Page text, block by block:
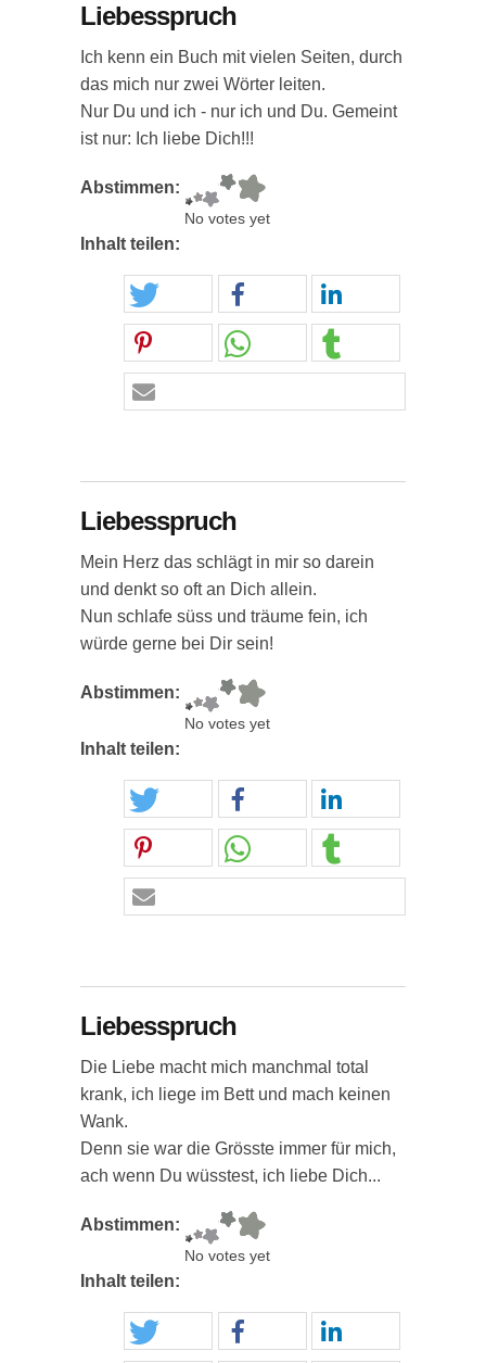
Liebesspruch
Ich kenn ein Buch mit vielen Seiten, durch
das mich nur zwei Wörter leiten.
Nur Du und ich - nur ich und Du. Gemeint
ist nur: Ich liebe Dich!!!
Abstimmen:
No votes yet
Inhalt teilen:
Liebesspruch
Mein Herz das schlägt in mir so darein
und denkt so oft an Dich allein.
Nun schlafe süss und träume fein, ich
würde gerne bei Dir sein!
Abstimmen:
No votes yet
Inhalt teilen:
Liebesspruch
Die Liebe macht mich manchmal total
krank, ich liege im Bett und mach keinen
Wank.
Denn sie war die Grösste immer für mich,
ach wenn Du wüsstest, ich liebe Dich...
Abstimmen:
No votes yet
Inhalt teilen: